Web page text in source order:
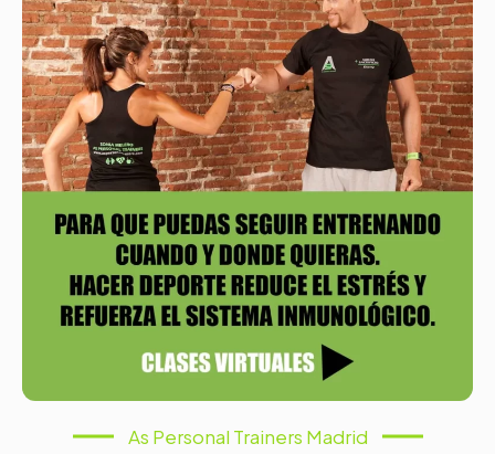
As Personal Trainers Madrid